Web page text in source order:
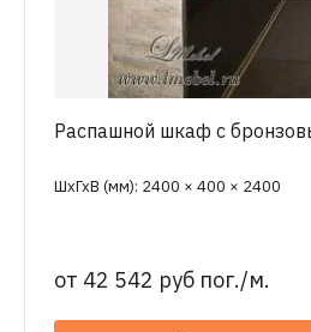
Распашной шкаф с
ШхГхВ (мм): 2400 × 400 × 2400
от 42 542 руб пог./м.